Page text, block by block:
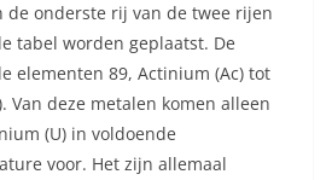
de onderste rij van de twee rijen
tabel worden geplaatst. De
elementen 89, Actinium (Ac) tot
Van deze metalen komen alleen
(U) in voldoende
voor. Het zijn allemaal